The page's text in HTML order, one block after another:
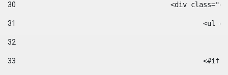
30
<div
31
32
33